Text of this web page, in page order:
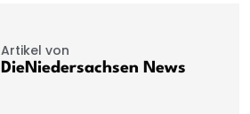
Artikel von
DieNiedersachsen News